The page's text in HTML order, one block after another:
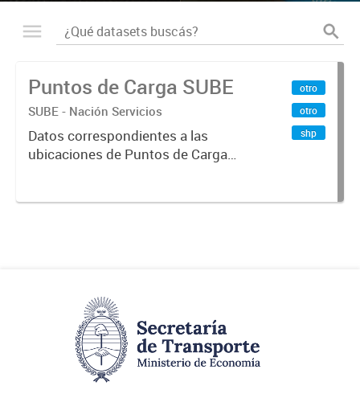
Puntos de Carga SUBE
SUBE - Nación Servicios
Datos correspondientes a las
ubicaciones de Puntos de Carga
otro
otro
shp